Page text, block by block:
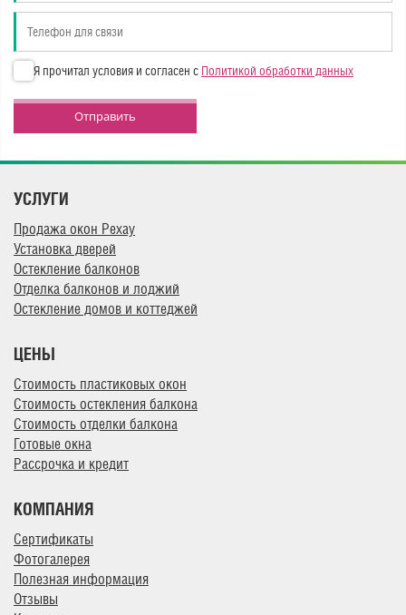
Я прочитал условия и согласен с Политикой обработки данных
Отправить
УСЛУГИ
Продажа окон Рехау
Установка дверей
Остекление балконов
Отделка балконов и лоджий
Остекление домов и коттеджей
ЦЕНЫ
Стоимость пластиковых окон
Стоимость остекления балкона
Стоимость отделки балкона
Готовые окна
Рассрочка и кредит
КОМПАНИЯ
Сертификаты
Фотогалерея
Полезная информация
Отзывы